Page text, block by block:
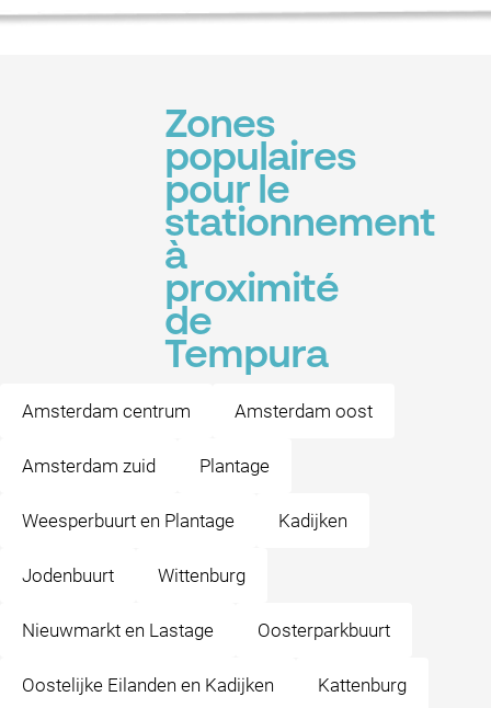
Zones
populaires
pour le
stationnement
à
proximité
de
Tempura
Amsterdam centrum Amsterdam oost
Amsterdam zuid Plantage
Weesperbuurt en Plantage Kadijken
Jodenbuurt Wittenburg
Nieuwmarkt en Lastage Oosterparkbuurt
Oostelijke Eilanden en Kadijken Kattenburg